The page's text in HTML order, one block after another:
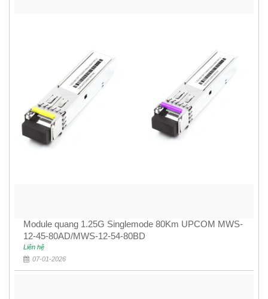
Module quang 1.25G Singlemode 80Km UPCOM MWS-
12-45-80AD/MWS-12-54-80BD
Liên hệ
07-01-2026